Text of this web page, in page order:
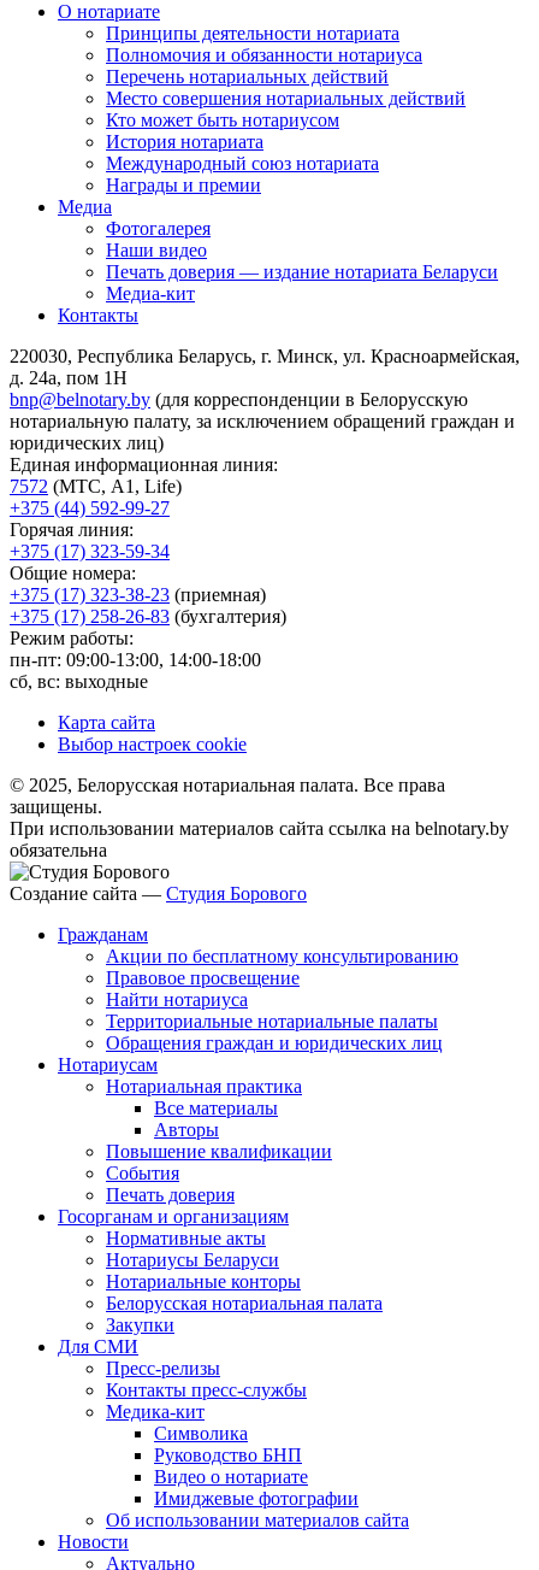
О нотариате
Принципы деятельности нотариата
Полномочия и обязанности нотариуса
Перечень нотариальных действий
Место совершения нотариальных действий
Кто может быть нотариусом
История нотариата
Международный союз нотариата
Награды и премии
Медиа
Фотогалерея
Наши видео
Печать доверия — издание нотариата Беларуси
Медиа-кит
Контакты
220030, Республика Беларусь, г. Минск, ул. Красноармейская,
д. 24а, пом 1Н
bnp@belnotary.by (для корреспонденции в Белорусскую
нотариальную палату, за исключением обращений граждан и
юридических лиц)
Единая информационная линия:
7572 (МТС, A1, Life)
+375 (44) 592-99-27
Горячая линия:
+375 (17) 323-59-34
Общие номера:
+375 (17) 323-38-23 (приемная)
+375 (17) 258-26-83 (бухгалтерия)
Режим работы:
пн-пт: 09:00-13:00, 14:00-18:00
сб, вс: выходные
Карта сайта
Выбор настроек cookie
© 2025, Белорусская нотариальная палата. Все права
защищены.
При использовании материалов сайта ссылка на belnotary.by
обязательна
Создание сайта — Студия Борового
Гражданам
Акции по бесплатному консультированию
Правовое просвещение
Найти нотариуса
Территориальные нотариальные палаты
Обращения граждан и юридических лиц
Нотариусам
Нотариальная практика
Все материалы
Авторы
Повышение квалификации
События
Печать доверия
Госорганам и организациям
Нормативные акты
Нотариусы Беларуси
Нотариальные конторы
Белорусская нотариальная палата
Закупки
Для СМИ
Пресс-релизы
Контакты пресс-службы
Медика-кит
Символика
Руководство БНП
Видео о нотариате
Имиджевые фотографии
Об использовании материалов сайта
Новости
Актуально